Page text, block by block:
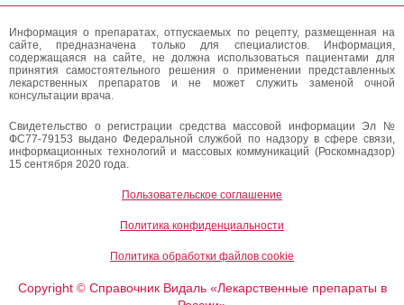
Информация о препаратах, отпускаемых по рецепту, размещенная на
сайте, предназначена только для специалистов. Информация,
содержащаяся на сайте, не должна использоваться пациентами для
принятия самостоятельного решения о применении представленных
лекарственных препаратов и не может служить заменой очной
консультации врача.
Свидетельство о регистрации средства массовой информации Эл №
ФС77-79153 выдано Федеральной службой по надзору в сфере связи,
информационных технологий и массовых коммуникаций (Роскомнадзор)
15 сентября 2020 года.
Пользовательское соглашение
Политика конфиденциальности
Политика обработки файлов cookie
Copyright ©Справочник Видаль «Лекарственные препараты в